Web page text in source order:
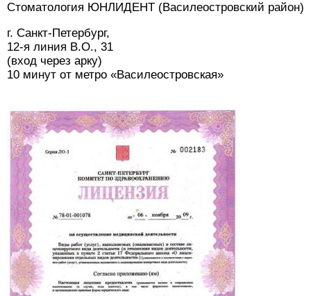
Стоматология ЮНЛИДЕНТ (Василеостровский район)
г. Санкт-Петербург,
12-я линия В.О., 31
(вход через арку)
10 минут от метро «Василеостровская»